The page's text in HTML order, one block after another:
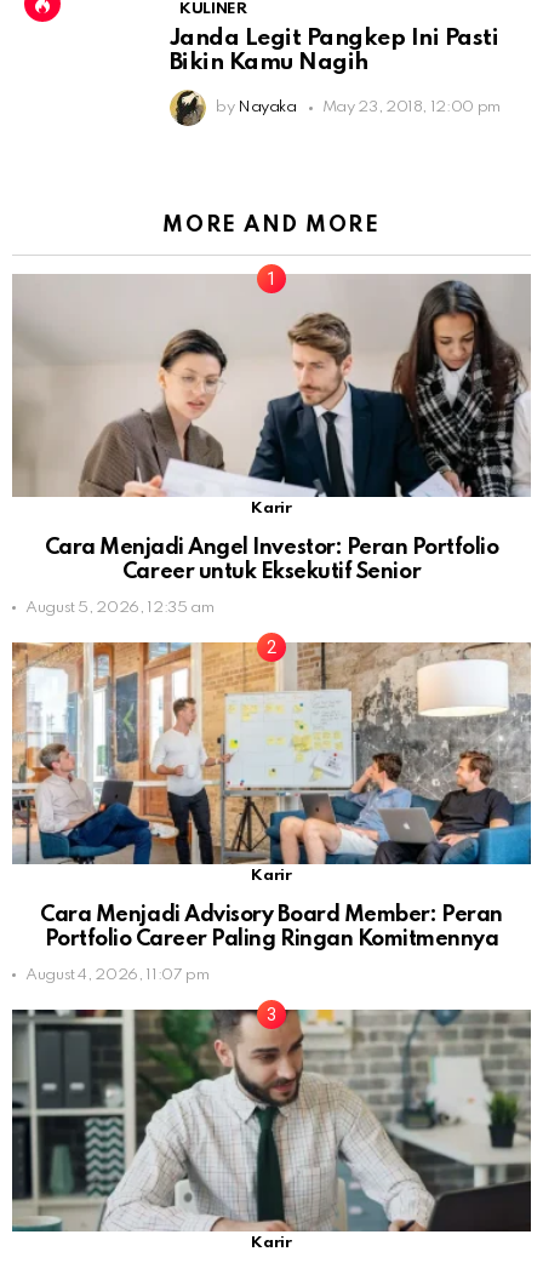
KULINER
Janda Legit Pangkep Ini Pasti
Bikin Kamu Nagih
by Nayaka May 23, 2018, 12:00 pm
MORE AND MORE
Karir
Cara Menjadi Angel Investor: Peran Portfolio
Career untuk Eksekutif Senior
August 5, 2026, 12:35 am
Karir
Cara Menjadi Advisory Board Member: Peran
Portfolio Career Paling Ringan Komitmennya
August 4, 2026, 11:07 pm
Karir